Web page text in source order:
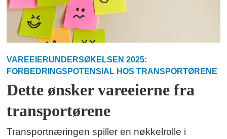
VAREEIERUNDERSØKELSEN 2025:
FORBEDRINGSPOTENSIAL HOS TRANSPORTØRENE
Dette ønsker vareeierne fra
transportørene
Transportnæringen spiller en nøkkelrolle i